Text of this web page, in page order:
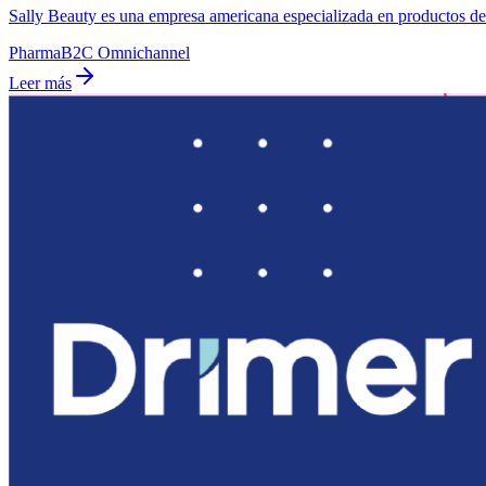
Sally Beauty es una empresa americana especializada en productos
PharmaB2C Omnichannel
Leer más